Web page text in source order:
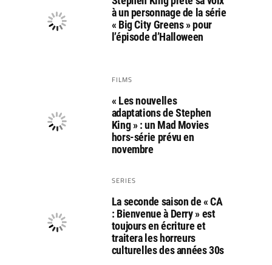
à un personnage de la série
« Big City Greens » pour
l’épisode d’Halloween
FILMS
« Les nouvelles
adaptations de Stephen
King » : un Mad Movies
hors-série prévu en
novembre
SERIES
La seconde saison de « CA
: Bienvenue à Derry » est
toujours en écriture et
traitera les horreurs
culturelles des années 30s